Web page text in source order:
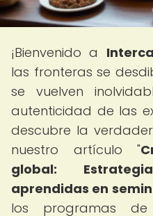
¡Bienvenido a
las fronteras se
se vuelven
autenticidad de las
descubre la
nuestro artículo "
global:
aprendidas en
los programas de